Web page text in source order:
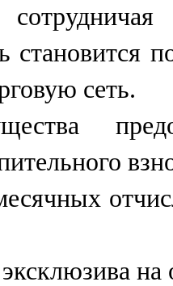
становится
сеть.